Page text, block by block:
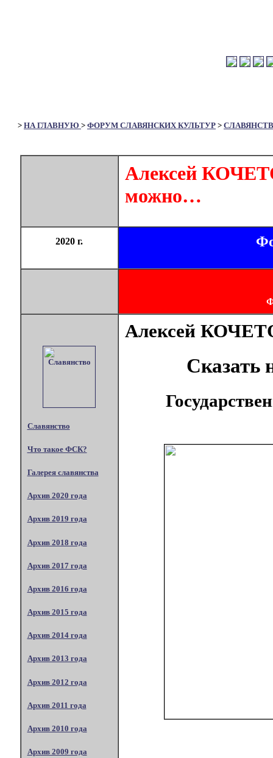
> НА ГЛАВНУЮ > ФОРУМ СЛАВЯНСКИХ КУЛЬТУР >
Алексей
можно…
2020 г.
Славянство
Что такое ФСК?
Галерея славянства
Архив 2020 года
Архив 2019 года
Архив 2018 года
Архив 2017 года
Архив 2016 года
Архив 2015 года
Архив 2014 года
Архив 2013 года
Архив 2012 года
Архив 2011 года
Архив 2010 года
Архив 2009 года
Алексей
Сказать